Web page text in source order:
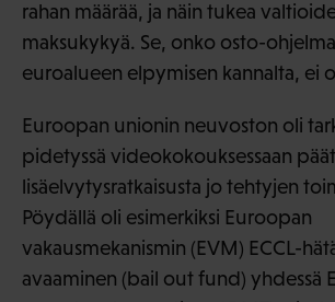
rahan määrää, ja näin tukea
maksukykyä. Se, onko osto-
euroalueen elpymisen kannalta, ei
Euroopan unionin neuvoston oli
pidetyssä videokokouksessaan
lisäelvytysratkaisusta jo tehtyjen
Pöydällä oli esimerkiksi Euroopan
vakausmekanismin (EVM) ECCL-
avaaminen (bail out fund) yhdessä